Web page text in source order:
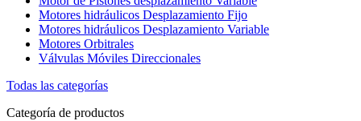
Motores hidráulicos Desplazamiento Fijo
Motores hidráulicos Desplazamiento Variable
Motores Orbitrales
Válvulas Móviles Direccionales
Todas las categorías
Categoría de productos